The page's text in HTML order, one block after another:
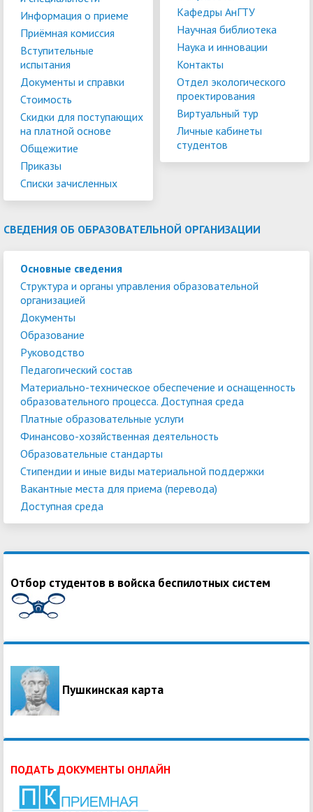
Информация о приеме
Приёмная комиссия
Вступительные
испытания
Документы и справки
Стоимость
Скидки для поступающих
на платной основе
Общежитие
Приказы
Списки зачисленных
Кафедры АнГТУ
Научная библиотека
Наука и инновации
Контакты
Отдел экологического
проектирования
Виртуальный тур
Личные кабинеты
студентов
СВЕДЕНИЯ ОБ ОБРАЗОВАТЕЛЬНОЙ ОРГАНИЗАЦИИ
Основные сведения
Структура и органы управления образовательной
организацией
Документы
Образование
Руководство
Педагогический состав
Материально-техническое обеспечение и оснащенность
образовательного процесса. Доступная среда
Платные образовательные услуги
Финансово-хозяйственная деятельность
Образовательные стандарты
Стипендии и иные виды материальной поддержки
Вакантные места для приема (перевода)
Доступная среда
Отбор студентов в войска беспилотных систем
Пушкинская карта
ПОДАТЬ ДОКУМЕНТЫ ОНЛАЙН